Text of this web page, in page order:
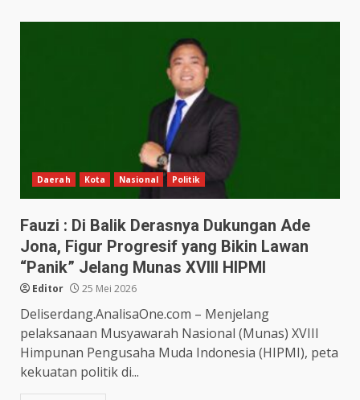
Daerah Kota Nasional Politik
Fauzi : Di Balik Derasnya Dukungan Ade
Jona, Figur Progresif yang Bikin Lawan
“Panik” Jelang Munas XVIII HIPMI
Editor 25 Mei 2026
Deliserdang.AnalisaOne.com – Menjelang
pelaksanaan Musyawarah Nasional (Munas) XVIII
Himpunan Pengusaha Muda Indonesia (HIPMI), peta
kekuatan politik di...